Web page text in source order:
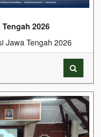
2026
Jawa Tengah 2026